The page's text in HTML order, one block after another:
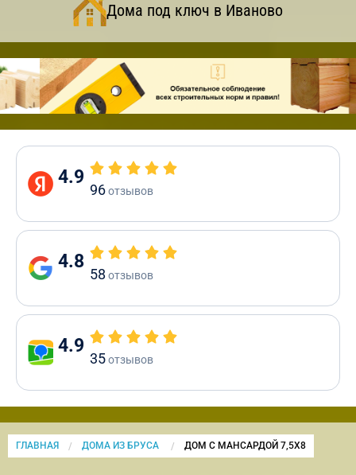
Дома под ключ в Иваново
4.9
96отзывов
4.8
58 отзывов
4.9
35отзывов
ГЛАВНАЯ ДОМА ИЗ БРУСА CURRENT:
ДОМ С МАНСАРДОЙ 7,5Х8